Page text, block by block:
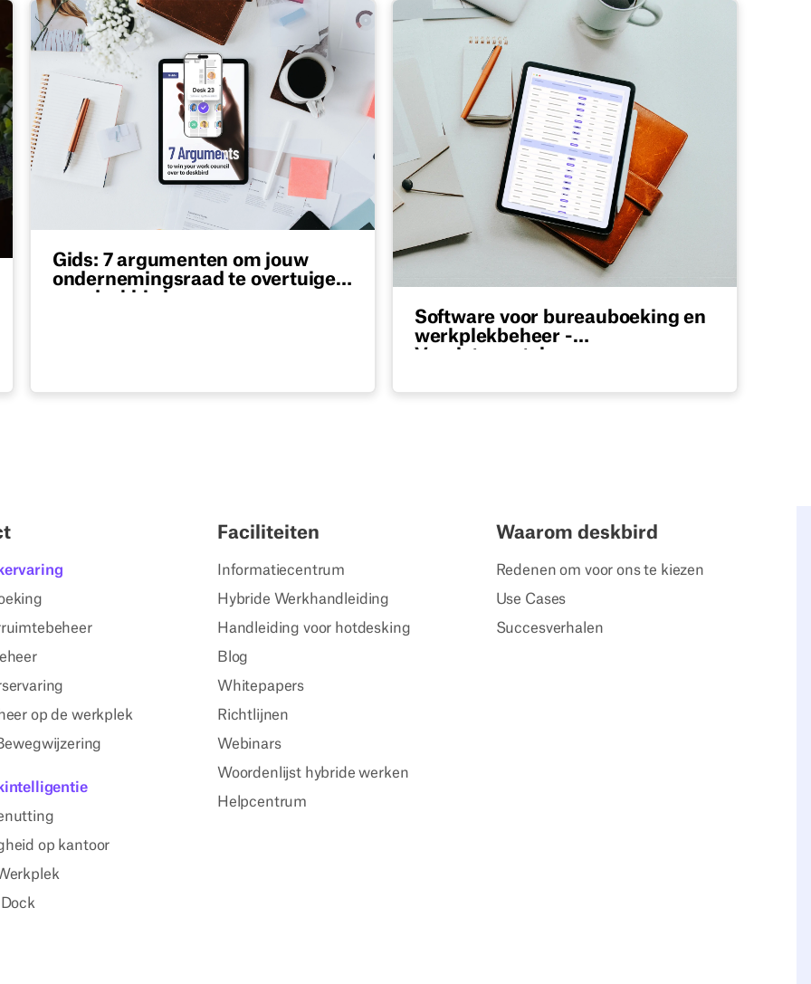
jouw kantoorverhuizing begint
Gids: 7 argumenten om jouw ondernemingsraad te overtuigen van deskbird
Gids: 7 argumenten om jouw
ondernemingsraad te overtuigen
van deskbird
Software voor bureauboeking en werkplekbeheer -
Software voor bureauboeking en
werkplekbeheer -
Vereistencatalogus
op de werkplek
op kantoor
Faciliteiten
Informatiecentrum
Hybride Werkhandleiding
Handleiding voor hotdesking
Blog
Whitepapers
Richtlijnen
Webinars
Woordenlijst hybride werken
Helpcentrum
Waarom deskbird
Redenen om voor ons te kiezen
Use Cases
Succesverhalen